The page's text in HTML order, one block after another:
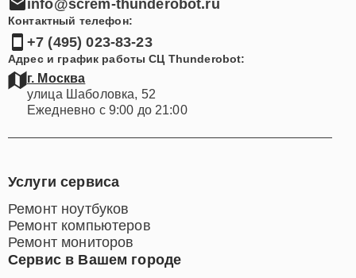
info@screm-thunderobot.ru
Контактный телефон:
+7 (495) 023-83-23
Адрес и график работы СЦ Thunderobot:
г. Москва
улица Шаболовка, 52
Ежедневно с 9:00 до 21:00
Сервис в Вашем городе
Услуги сервиса
Ремонт ноутбуков
Ремонт компьютеров
Ремонт мониторов